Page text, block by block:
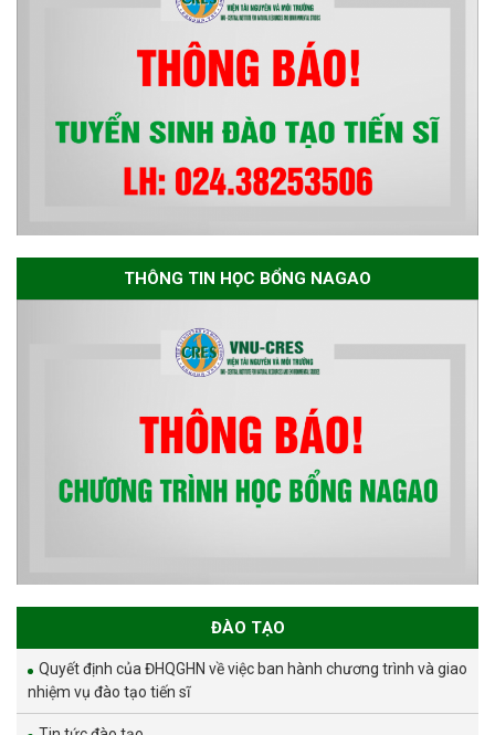
THÔNG TIN HỌC BỔNG NAGAO
ĐÀO TẠO
Quyết định của ĐHQGHN về việc ban hành chương trình và giao
nhiệm vụ đào tạo tiến sĩ